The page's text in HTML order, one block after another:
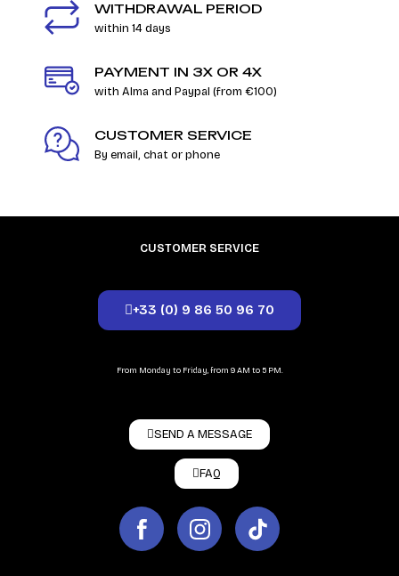
WITHDRAWAL PERIOD
within 14 days
PAYMENT IN 3X OR 4X
with Alma and Paypal (from €100)
CUSTOMER SERVICE
By email, chat or phone
CUSTOMER SERVICE
+33 (0) 9 86 50 96 70
From Monday to Friday, from 9 AM to 5 PM.
SEND A MESSAGE
FAQ